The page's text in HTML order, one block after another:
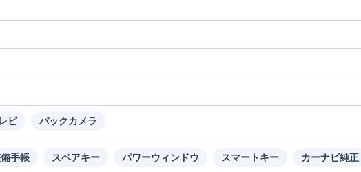
ビ バックカメラ
手帳 スペアキー パワーウィンドウ スマートキー カーナビ純正